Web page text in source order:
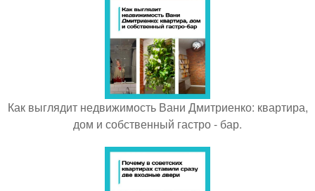
Как выглядит недвижимость Вани Дмитриенко: квартира,
дом и собственный гастро - бар.